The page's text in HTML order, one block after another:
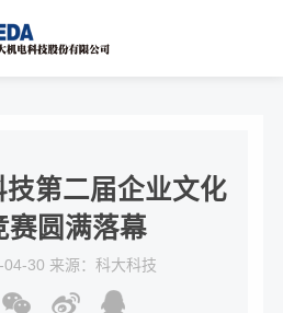
第二届企业文化
赛圆满落幕
04-30 来源：科大科技